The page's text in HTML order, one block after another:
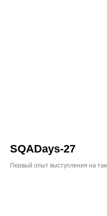
SQADays-27
Первый опыт выступления на